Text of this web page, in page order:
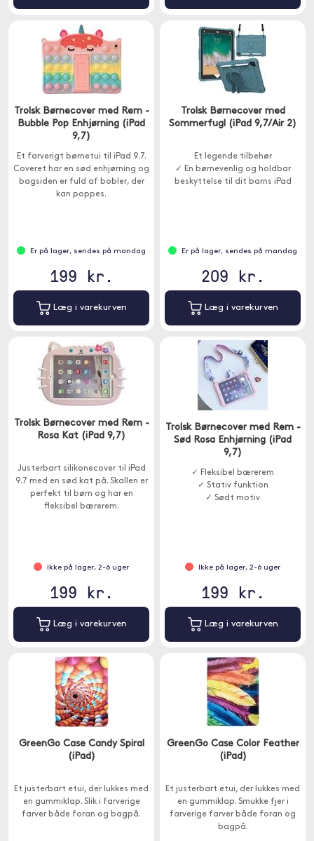
Trolsk Børnecover med Rem -
Bubble Pop Enhjørning (iPad
9,7)
Et farverigt børnetui til iPad 9.7.
Coveret har en sød enhjørning og
bagsiden er fuld af bobler, der
kan poppes.
Er på lager, sendes på mandag
199 kr.
Læg i varekurven
Trolsk Børnecover med
Sommerfugl (iPad 9,7/Air 2)
Et legende tilbehør
✓ En børnevenlig og holdbar
beskyttelse til dit barns iPad
Er på lager, sendes på mandag
209 kr.
Læg i varekurven
Trolsk Børnecover med Rem -
Rosa Kat (iPad 9,7)
Justerbart silikonecover til iPad
9.7 med en sød kat på. Skallen er
perfekt til børn og har en
fleksibel bærerem.
Ikke på lager, 2-6 uger
199 kr.
Læg i varekurven
Trolsk Børnecover med Rem -
Sød Rosa Enhjørning (iPad
9,7)
✓ Fleksibel bærerem
✓ Stativ funktion
✓ Sødt motiv
Ikke på lager, 2-6 uger
199 kr.
Læg i varekurven
GreenGo Case Candy Spiral
(iPad)
Et justerbart etui, der lukkes med
en gummiklap. Slik i farverige
farver både foran og bagpå.
GreenGo Case Color Feather
(iPad)
Et justerbart etui, der lukkes med
en gummiklap. Smukke fjer i
farverige farver både foran og
bagpå.